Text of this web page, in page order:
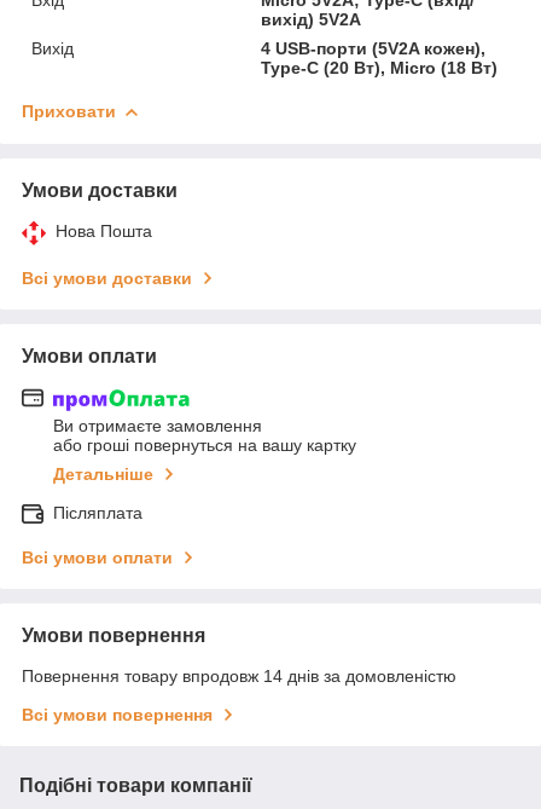
вихід) 5V2A
Вихід
4 USB-порти (5V2A кожен),
Type-C (20 Вт), Micro (18 Вт)
Приховати
Умови доставки
Нова Пошта
Всі умови доставки
Умови оплати
Ви отримаєте замовлення
або гроші повернуться на вашу картку
Детальніше
Післяплата
Всі умови оплати
Умови повернення
Повернення товару впродовж 14 днів за домовленістю
Всі умови повернення
Подібні товари компанії